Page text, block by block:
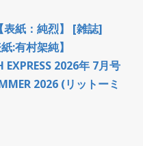
表紙：純烈】 [雑誌]
:有村架純】
EXPRESS 2026年 7月号
2026 (リットーミ